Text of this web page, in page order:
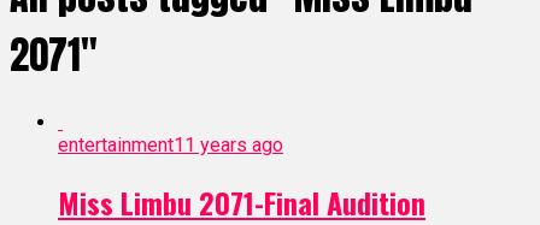
2071"
entertainment11 years ago
Miss Limbu 2071-Final Audition